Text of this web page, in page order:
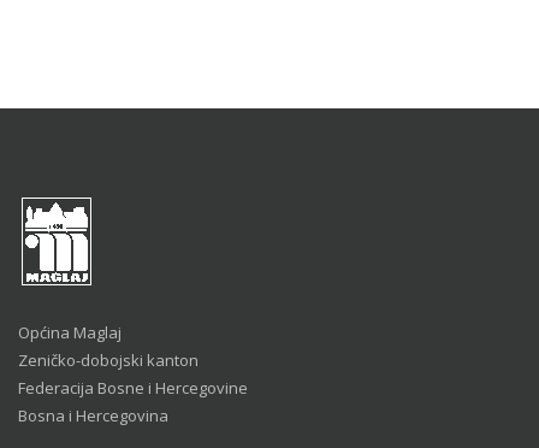
Općina Maglaj
Zeničko-dobojski kanton
Federacija Bosne i Hercegovine
Bosna i Hercegovina